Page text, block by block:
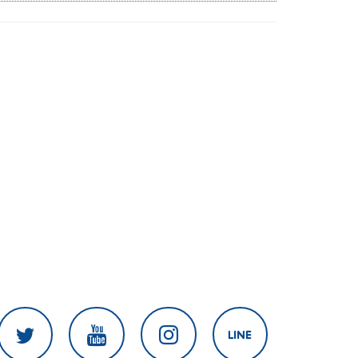
เมียนมากลับสู่อาเซียน